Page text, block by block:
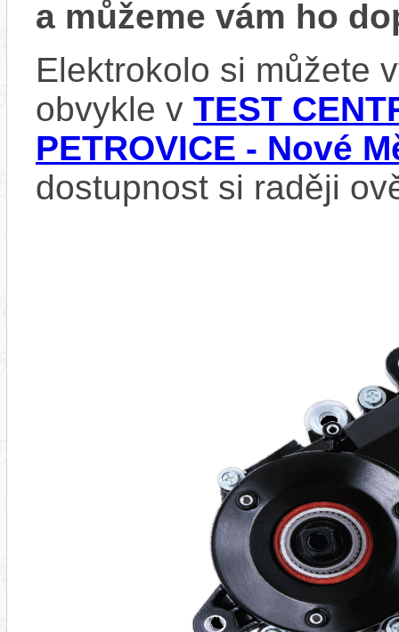
a můžeme vám ho
Elektrokolo si můžete
obvykle v TEST
PETROVICE - Nové
dostupnost si raději